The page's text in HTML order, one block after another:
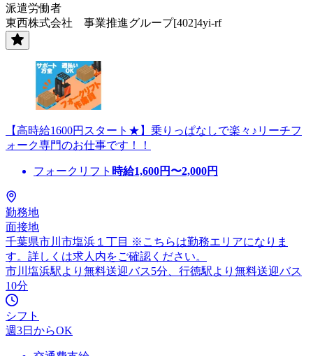
派遣労働者
東西株式会社 事業推進グループ[402]4yi-rf
【高時給1600円スタート★】乗りっぱなしで楽々♪リーチフ
ォーク専門のお仕事です！！
フォークリフト 時給1,600円〜2,000円
勤務地
面接地
千葉県市川市塩浜１丁目 ※こちらは勤務エリアになりま
す。詳しくは求人内をご確認ください。
市川塩浜駅より無料送迎バス5分、行徳駅より無料送迎バス
10分
シフト
週3日からOK